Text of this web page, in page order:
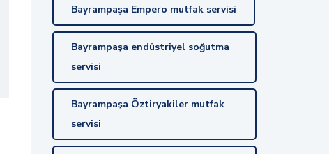
Bayrampaşa Empero mutfak servisi
Bayrampaşa endüstriyel soğutma
servisi
Bayrampaşa Öztiryakiler mutfak
servisi